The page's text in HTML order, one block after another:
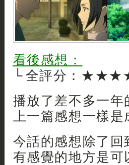
看後感想：
└ 全評分：
播放了差不多一
上一篇感想一樣
今話的感想除了
有感覺的地方是可